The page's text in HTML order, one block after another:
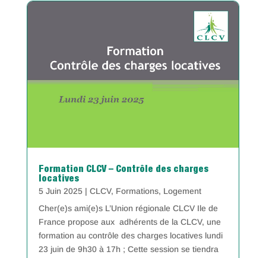
Formation CLCV – Contrôle des charges
locatives
5 Juin 2025| CLCV, Formations, Logement
Cher(e)s ami(e)s L’Union régionale CLCV Ile de
France propose aux adhérents de la CLCV, une
formation au contrôle des charges locatives lundi
23 juin de 9h30 à 17h ; Cette session se tiendra